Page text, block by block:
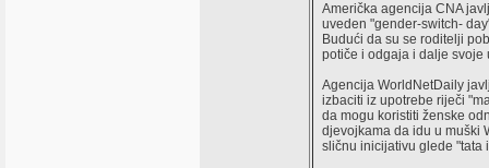
Američka agencija CNA
uveden "gender-switch-
Budući da su se roditelji
potiče i odgaja i dalje svoje
Agencija WorldNetDaily
izbaciti iz upotrebe riječi
da mogu koristiti ženske
djevojkama da idu u muški
sličnu inicijativu glede "tata